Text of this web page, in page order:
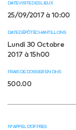
DATE VISITE DES LIEUX
25/09/2017 à 10:00
DATE DÉPÔT ÉCHANTILLONS
Lundi 30 Octobre
2017 à 15h00
FRAIS DE DOSSIER EN DHS
500.00
N° APPEL D’OFFRES